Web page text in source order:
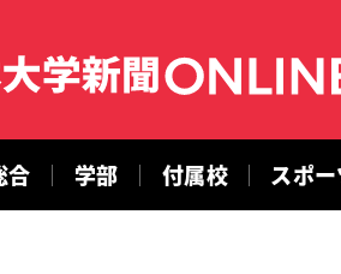
合 学部 付属校 スポ